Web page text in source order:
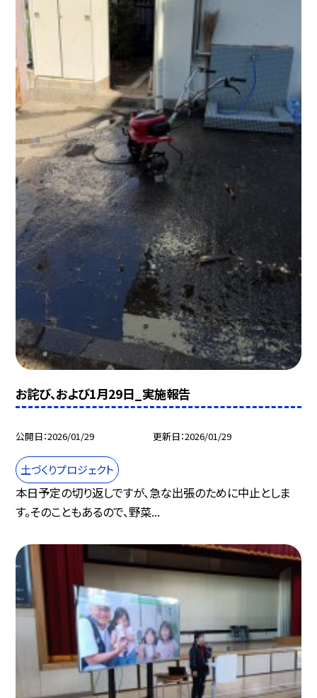
お詫び、および1月29日_実施報告
公開日 2026/01/29 更新日 2026/01/29
土づくりプロジェクト
本日予定の切り返しですが、急な出張のために中止としま
す。そのこともあるので、野菜...